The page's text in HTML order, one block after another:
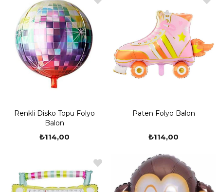
Elena ve Prensesler Folyo Balonlar - Paw Patrol Folyo Balon
Renkli Disko Topu Folyo
Balon
₺114,00
Paten Folyo Balon
₺114,00